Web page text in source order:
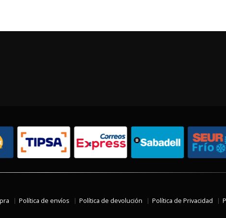
Política de envíos Política de devolución Política de Privacidad